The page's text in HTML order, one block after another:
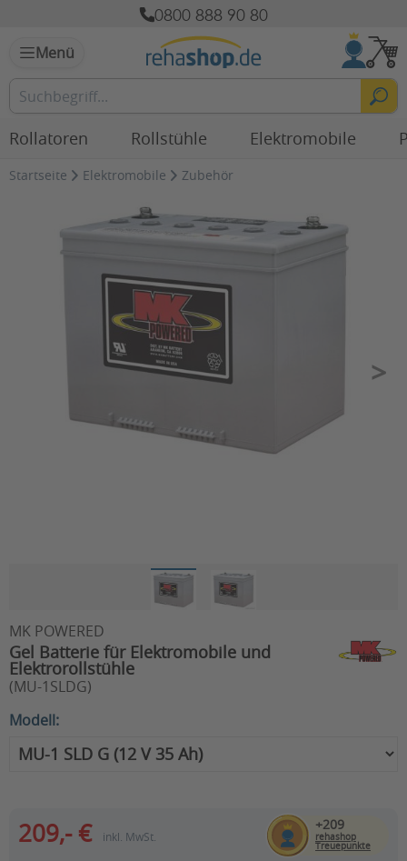
0800 888 90 80
Menü
Rollatoren Rollstühle Elektromobile
Startseite Elektromobile Zubehör
MK POWERED
Gel Batterie für Elektromobile und
Elektrorollstühle
(MU-1SLDG)
Modell:
209,- € inkl. MwSt.
+209
rehashop
Treuepunkte